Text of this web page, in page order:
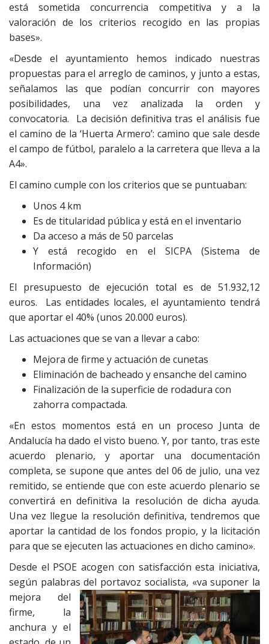
está sometida concurrencia competitiva y a la
valoración de los criterios recogido en las propias
bases».
«Desde el ayuntamiento hemos indicado nuestras
propuestas para el arreglo de caminos, y junto a estas,
señalamos las que podían concurrir con mayores
posibilidades, una vez analizada la orden y
convocatoria. La decisión definitiva tras el análisis fue
el camino de la ‘Huerta Armero’: camino que sale desde
el campo de fútbol, paralelo a la carretera que lleva a la
A4».
El camino cumple con los criterios que se puntuaban:
Unos 4 km
Es de titularidad pública y está en el inventario
Da acceso a más de 50 parcelas
Y está recogido en el SICPA (Sistema de
Información)
El presupuesto de ejecución total es de 51.932,12
euros. Las entidades locales, el ayuntamiento tendrá
que aportar el 40% (unos 20.000 euros).
Las actuaciones que se van a llevar a cabo:
Mejora de firme y actuación de cunetas
Eliminación de bacheado y ensanche del camino
Finalización de la superficie de rodadura con
zahorra compactada.
«En estos momentos está en un proceso Junta de
Andalucía ha dado el visto bueno. Y, por tanto, tras este
acuerdo plenario, y aportar una documentación
completa, se supone que antes del 06 de julio, una vez
remitido, se entiende que con este acuerdo plenario se
convertirá en definitiva la resolución de dicha ayuda.
Una vez llegue la resolución definitiva, tendremos que
aportar la cantidad de los fondos propio, y la licitación
para que se ejecuten las actuaciones en dicho camino».
Desde el PSOE acogen con satisfacción esta iniciativa,
según palabras del portavoz socialista, «va suponer la
mejora del
firme, la
anchura y el